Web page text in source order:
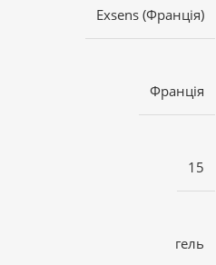
Exsens (Франція)
Франція
15
гель